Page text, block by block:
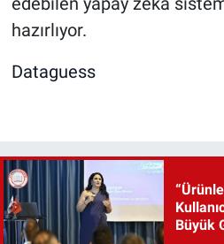
hazırlıyor.
Dataguess
Büyük